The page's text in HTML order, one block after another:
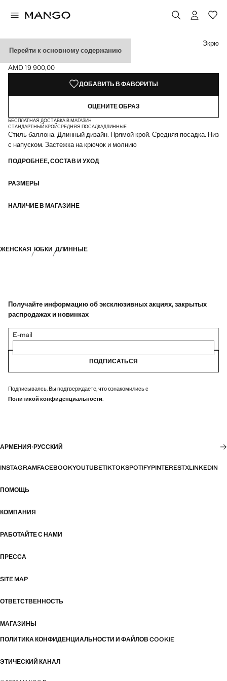
Перейти к основному содержанию
ДЛИННАЯ ЮБКА-БАЛЛОН
Текущая цена [AMD 19 900,00 ]
AMD 19 900,00
Выберите цвет
Экрю
ДОБАВИТЬ В ФАВОРИТЫ
ОЦЕНИТЕ ОБРАЗ
БЕСПЛАТНАЯ ДОСТАВКА В МАГАЗИН
СТАНДАРТНЫЙ КРОЙСРЕДНЯЯ ПОСАДКАДЛИННЫЕ
Стиль баллона. Длинный дизайн. Прямой крой. Средняя посадка. Низ
с напуском. Застежка на крючок и молнию
ПОДРОБНЕЕ, СОСТАВ И УХОД
РАЗМЕРЫ
НАЛИЧИЕ В МАГАЗИНЕ
ЖЕНСКАЯ ЮБКИ ДЛИННЫЕ
Получайте информацию об эксклюзивных акциях, закрытых
распродажах и новинках
E-mail
ПОДПИСАТЬСЯ
Подписываясь, Вы подтверждаете, что ознакомились с
Политикой конфиденциальности.
АРМЕНИЯ·РУССКИЙ
INSTAGRAMFACEBOOKYOUTUBETIKTOKSPOTIFYPINTERESTXLINKEDIN
ПОМОЩЬ
КОМПАНИЯ
РАБОТАЙТЕ С НАМИ
ПРЕССА
SITE MAP
ОТВЕТСТВЕННОСТЬ
МАГАЗИНЫ
ПОЛИТИКА КОНФИДЕНЦИАЛЬНОСТИ И ФАЙЛОВ COOKIE
ЭТИЧЕСКИЙ КАНАЛ